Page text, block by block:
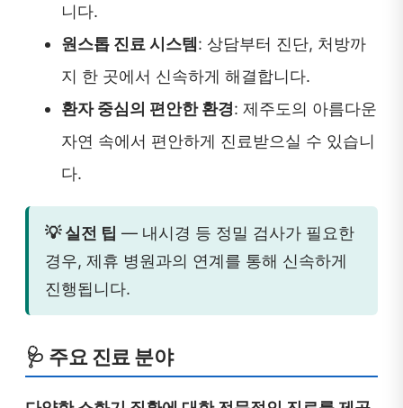
니다.
원스톱 진료 시스템: 상담부터 진단, 처방까
지 한 곳에서 신속하게 해결합니다.
환자 중심의 편안한 환경: 제주도의 아름다운
자연 속에서 편안하게 진료받으실 수 있습니
다.
💡 실전 팁 — 내시경 등 정밀 검사가 필요한
경우, 제휴 병원과의 연계를 통해 신속하게
진행됩니다.
🩺 주요 진료 분야